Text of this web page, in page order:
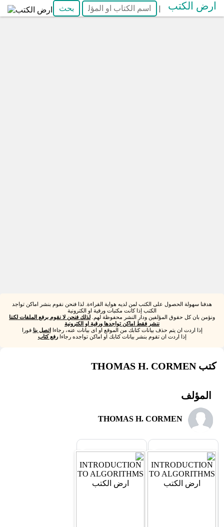
ارض الكتب |
هدفنا سهولة الحصول على الكتب لمن لديه هواية القراءة. لذا فنحن نقوم بنشر اماكن تواجد
الكتب إذا كانت مكتبات ورقية او الكترونية
ونؤمن بان كل حقوق المؤلفين ودار النشر محفوظة لهم. لذلك فنحن لا نقوم برفع الملفات لكننا
ننشر فقط اماكن تواجدها ورقية او الكترونية
إذا اردت ان يتم حذف بيانات كتابك من الموقع او اى بيانات عنه، رجاءااتصل بنا فورا
إذا اردت ان تقوم بنشر بيانات كتابك او اماكن تواجده رجاءارفع كتاب
كتب THOMAS H. CORMEN
المؤلف
THOMAS H. CORMEN